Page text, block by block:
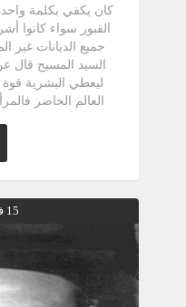
كان يكفي بكلمة
القبور سواء كانوا
السيد المسيح قال
ليعطي البشرية قوة
العالم الحاضر
والمنتصرة على
بالقيامة الأولى
بطرس الذي سجن
الأولى التي بها
المملوئين من
والأبواب مغلقة
بشجاعة وفرح هذه هي
15 فبراير 2025